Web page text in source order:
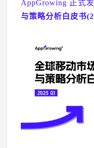
AppGrowing 正式
与策略分析白皮书